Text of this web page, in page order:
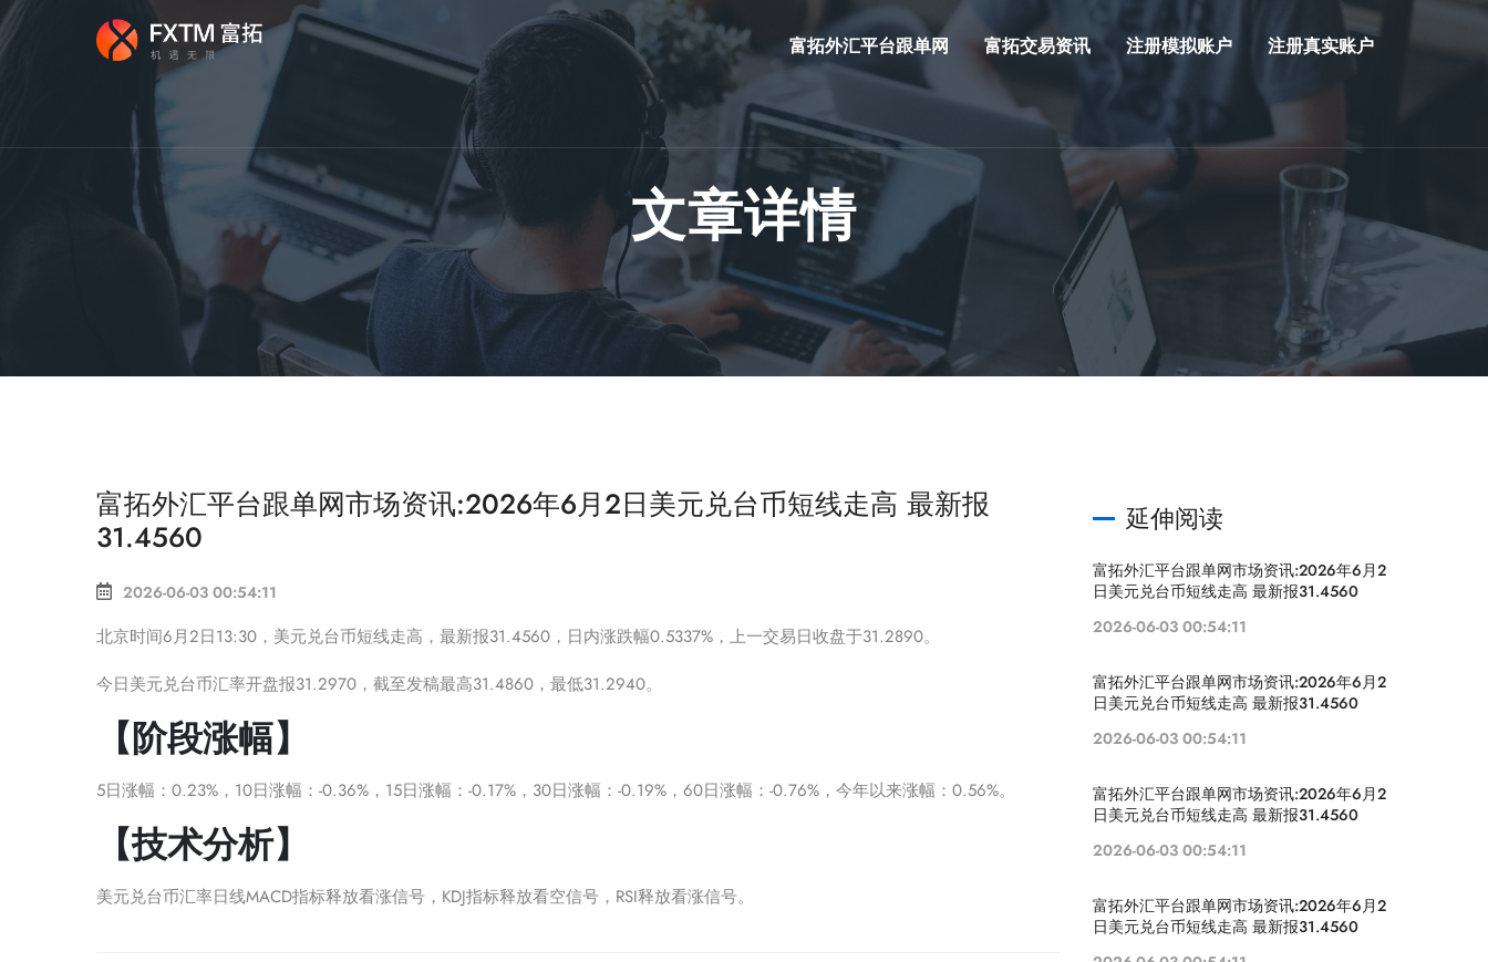
富拓外汇平台跟单网 富拓交易资讯 注册模拟账户 注册真实账户
文章详情
富拓外汇平台跟单网市场资讯:2026年6月2日美元兑台币短线走高 最新报
31.4560
2026-06-03 00:54:11
北京时间6月2日13:30，美元兑台币短线走高，最新报31.4560，日内涨跌幅0.5337%，上一交易日收盘于31.2890。
今日美元兑台币汇率开盘报31.2970，截至发稿最高31.4860，最低31.2940。
【阶段涨幅】
5日涨幅：0.23%，10日涨幅：-0.36%，15日涨幅：-0.17%，30日涨幅：-0.19%，60日涨幅：-0.76%，今年以来涨幅：0.56%。
【技术分析】
美元兑台币汇率日线MACD指标释放看涨信号，KDJ指标释放看空信号，RSI释放看涨信号。
延伸阅读
富拓外汇平台跟单网市场资讯:2026年6月2
日美元兑台币短线走高 最新报31.4560
2026-06-03 00:54:11
富拓外汇平台跟单网市场资讯:2026年6月2
日美元兑台币短线走高 最新报31.4560
2026-06-03 00:54:11
富拓外汇平台跟单网市场资讯:2026年6月2
日美元兑台币短线走高 最新报31.4560
2026-06-03 00:54:11
富拓外汇平台跟单网市场资讯:2026年6月2
日美元兑台币短线走高 最新报31.4560